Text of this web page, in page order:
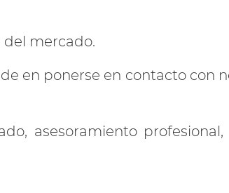
mercado.
en ponerse en contacto con
asesoramiento profesional,